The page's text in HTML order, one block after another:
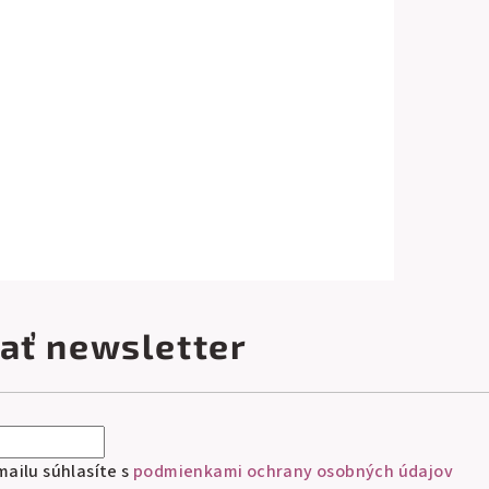
newsletter
súhlasíte s podmienkami ochrany osobných údajov